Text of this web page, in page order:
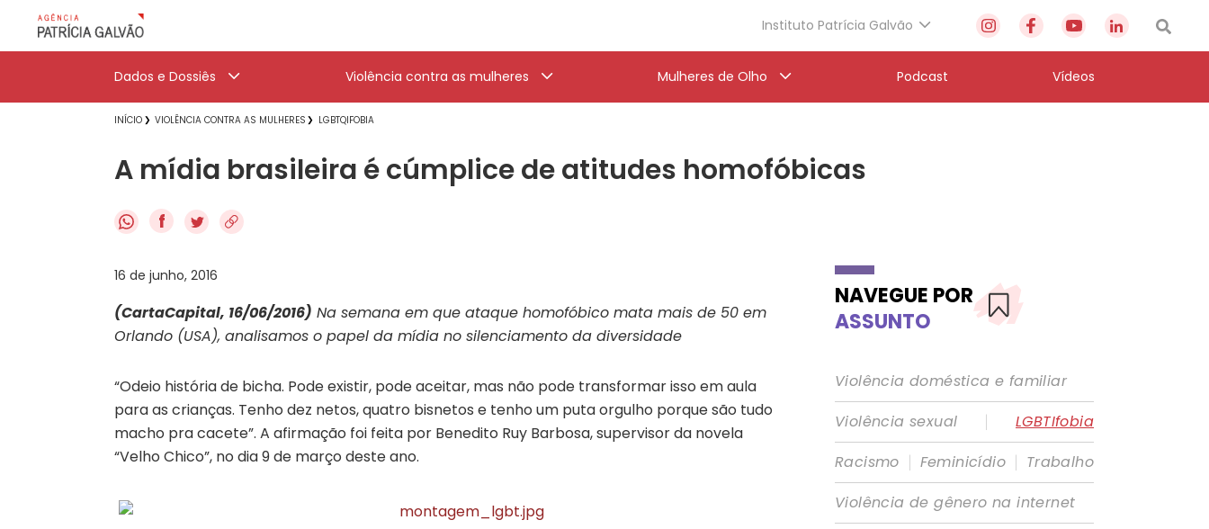
Instituto Patrícia Galvão
Dados e Dossiês Violência contra as mulheres Mulheres de Olho Podcast Vídeos
INÍCIO VIOLÊNCIA CONTRA AS MULHERES LGBTQIFOBIA
A mídia brasileira é cúmplice de atitudes homofóbicas
f
16 de junho, 2016
(CartaCapital, 16/06/2016) Na semana em que ataque homofóbico mata mais de 50 em
Orlando (USA), analisamos o papel da mídia no silenciamento da diversidade
“Odeio história de bicha. Pode existir, pode aceitar, mas não pode transformar isso em aula
para as crianças. Tenho dez netos, quatro bisnetos e tenho um puta orgulho porque são tudo
macho pra cacete”. A afirmação foi feita por Benedito Ruy Barbosa, supervisor da novela
“Velho Chico”, no dia 9 de março deste ano.
NAVEGUE POR
ASSUNTO
Violência doméstica e familiar
Violência sexual
|
LGBTIfobia
Racismo | Feminicídio | Trabalho
Violência de gênero na internet